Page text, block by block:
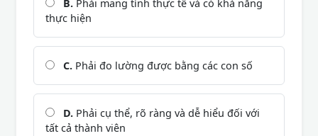
B. Phải mang tính thực tế và có khả năng
thực hiện
C. Phải đo lường được bằng các con số
D. Phải cụ thể, rõ ràng và dễ hiểu đối với
tất cả thành viên